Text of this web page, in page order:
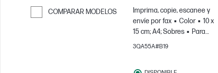
COMPARAR MODELOS
Imprima, copie, escanee y
envíe por fax
Color
10 x
15 cm; A4; Sobres
Para
equipos de hasta 10
3QA55A#B19